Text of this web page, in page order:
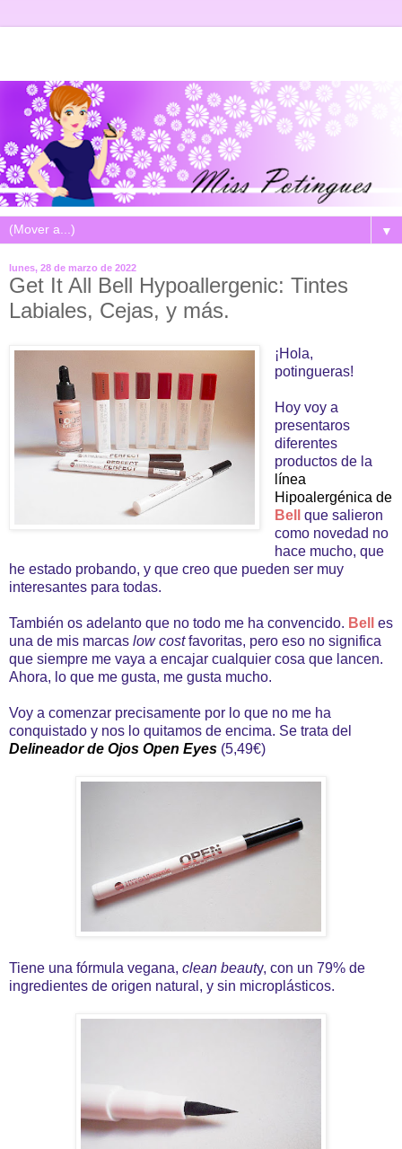
▼
lunes, 28 de marzo de 2022
Get It All Bell Hypoallergenic: Tintes
Labiales, Cejas, y más.
¡Hola,
potingueras!
Hoy voy a
presentaros
diferentes
productos de la
línea
Hipoalergénica de
Bell
que salieron
como novedad no
hace mucho, que
he estado probando, y que creo que pueden ser muy
interesantes para todas.
También os adelanto que no todo me ha convencido. Bell es
una de mis marcas low costfavoritas, pero eso no significa
que siempre me vaya a encajar cualquier cosa que lancen.
Ahora, lo que me gusta, me gusta mucho.
Voy a comenzar precisamente por lo que no me ha
conquistado y nos lo quitamos de encima. Se trata del
Delineador de Ojos Open Eyes (5,49€)
Tiene una fórmula vegana, clean beauty, con un 79% de
ingredientes de origen natural, y sin microplásticos.